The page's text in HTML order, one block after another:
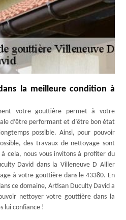
la meilleure condition à
votre gouttière permet à votre
d’être performant et d’être bon état
possible. Ainsi, pour pouvoir
des travaux de nettoyage sont
cela, nous vous invitons à profiter du
David dans la Villeneuve D Allier
à votre gouttière dans le 43380. En
ce domaine, Artisan Duculty David a
nettoyer votre gouttière dans la
lui confiance !